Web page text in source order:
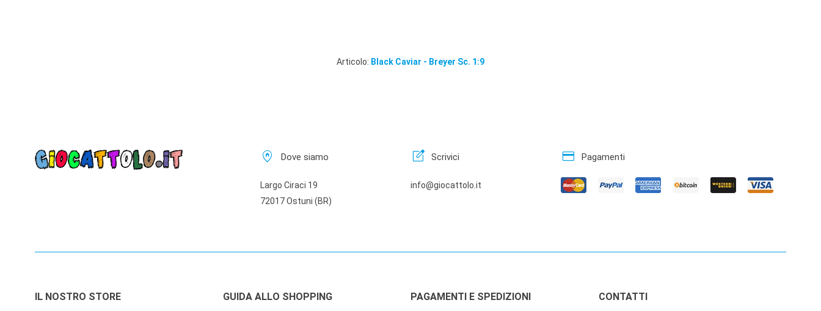
Articolo: Black Caviar - Breyer Sc. 1:9
home_pin Dove siamo
Largo Ciraci 19
72017 Ostuni (BR)
edit_square Scrivici
info@giocattolo.it
credit_card Pagamenti
IL NOSTRO STORE GUIDA ALLO SHOPPING PAGAMENTI E SPEDIZIONI CONTATTI